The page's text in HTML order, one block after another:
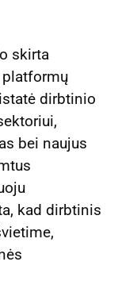
skirta
dirbtinio
bei naujus
kad dirbtinis